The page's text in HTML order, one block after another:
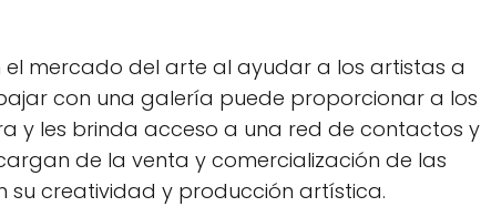
mercado del arte al ayudar a los artistas a
con una galería puede proporcionar a los
y les brinda acceso a una red de contactos y
de la venta y comercialización de las
su creatividad y producción artística.